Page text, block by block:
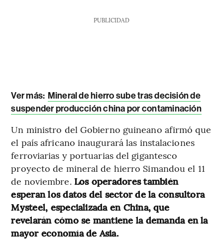
PUBLICIDAD
Ver más: Mineral de hierro sube tras decisión de
suspender producción china por contaminación
Un ministro del Gobierno guineano afirmó que
el país africano inaugurará las instalaciones
ferroviarias y portuarias del gigantesco
proyecto de mineral de hierro Simandou el 11
de noviembre. Los operadores también
esperan los datos del sector de la consultora
Mysteel, especializada en China, que
revelarán cómo se mantiene la demanda en la
mayor economía de Asia.